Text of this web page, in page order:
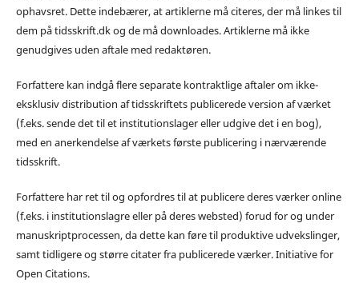
ophavsret. Dette indebærer, at artiklerne må citeres, der må linkes til
dem på tidsskrift.dk og de må downloades. Artiklerne må ikke
genudgives uden aftale med redaktøren.
Forfattere kan indgå flere separate kontraktlige aftaler om ikke-
eksklusiv distribution af tidsskriftets publicerede version af værket
(f.eks. sende det til et institutionslager eller udgive det i en bog),
med en anerkendelse af værkets første publicering i nærværende
tidsskrift.
Forfattere har ret til og opfordres til at publicere deres værker online
(f.eks. i institutionslagre eller på deres websted) forud for og under
manuskriptprocessen, da dette kan føre til produktive udvekslinger,
samt tidligere og større citater fra publicerede værker. Initiative for
Open Citations.